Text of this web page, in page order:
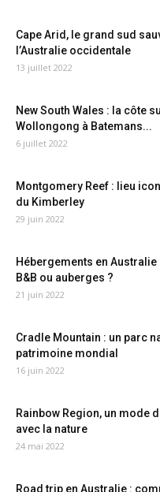
Cape Arid, le grand sud
l’Australie occidentale
13 juillet 2022
New South Wales : la côte
Wollongong à Batemans...
6 juillet 2022
Montgomery Reef : lieu
du Kimberley
29 juin 2022
Hébergements en Australie
B&B ou auberges ?
21 juin 2022
Cradle Mountain : un parc
patrimoine mondial
16 juin 2022
Rainbow Region, un mode
avec la nature
24 mai 2022
Road trip en Australie :